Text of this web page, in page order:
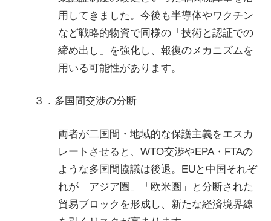
用してきました。今後も半導体やワクチン
など戦略的物資で同様の「技術と認証での
締め出し」を強化し、報復のメカニズムを
用いる可能性があります。
３．多国間交渉の分断
両者が二国間・地域的な保護主義をエスカ
レートさせると、WTO交渉やEPA・FTAの
ような多国間協議は後退。EUと中国それぞ
れが「アジア圏」「欧米圏」と分断された
貿易ブロックを形成し、新たな経済境界線